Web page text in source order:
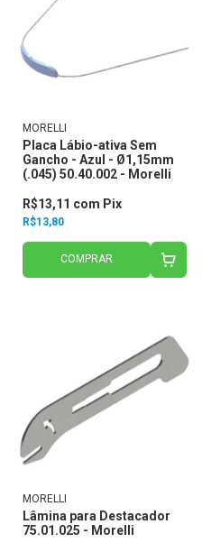
MORELLI
Placa Lábio-ativa Sem
Gancho - Azul - Ø1,15mm
(.045) 50.40.002 - Morelli
R$13,80
R$13,11 com Pix
COMPRAR
MORELLI
Lâmina para Destacador
75.01.025 - Morelli